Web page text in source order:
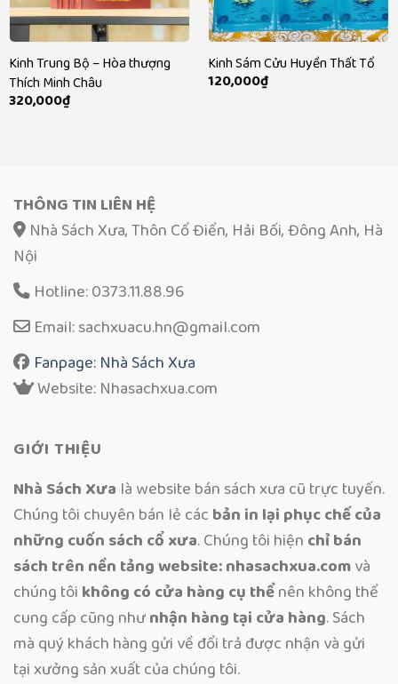
Kinh Trung Bộ – Hòa thượng
Thích Minh Châu
320,000₫
Kinh Sám Cửu Huyền Thất Tổ
120,000₫
THÔNG TIN LIÊN HỆ
Nhà Sách Xưa, Thôn Cổ Điển, Hải Bối, Đông Anh, Hà
Nội
Hotline: 0373.11.88.96
Email: sachxuacu.hn@gmail.com
Fanpage: Nhà Sách Xưa
Website: Nhasachxua.com
GIỚI THIỆU
Nhà Sách Xưa là website bán sách xưa cũ trực tuyến.
Chúng tôi chuyên bán lẻ các bản in lại phục chế của
những cuốn sách cổ xưa. Chúng tôi hiện chỉ bán
sách trên nền tảng website: nhasachxua.comvà
chúng tôi không có cửa hàng cụ thểnên không thể
cung cấp cũng nhưnhận hàng tại cửa hàng. Sách
mà quý khách hàng gửi về đổi trả được nhận và gửi
tại xưởng sản xuất của chúng tôi.